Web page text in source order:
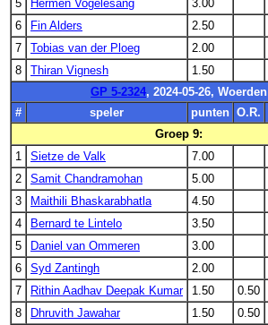
5
Hermen Vogelesang 3.00
6
Fin Alders 2.50
7
Tobias van der Ploeg 2.00
8
Thiran Vignesh 1.50
GP 5-2324, 2024-05-26, Woerden
#
speler punten O.R.
Groep 9:
1
Sietze de Valk 7.00
2
Samit Chandramohan 5.00
3
Maithili Bhaskarabhatla 4.50
4
Bernard te Lintelo 3.50
5
Daniel van Ommeren 3.00
6
Syd Zantingh 2.00
7
Rithin Aadhav Deepak Kumar 1.50 0.50
8
Dhruvith Jawahar 1.50 0.50